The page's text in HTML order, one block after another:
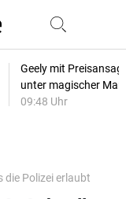
Geely mit
unter magischer
09:48 Uhr
die Polizei erlaubt